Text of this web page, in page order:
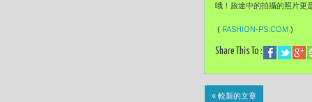
哦！旅途中的拍攝的照片更
( FASHION-PS.COM )
Share This To :
« 較新的文章